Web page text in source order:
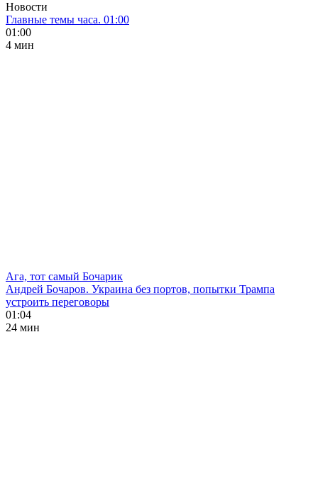
Новости
Главные темы часа. 01:00
01:00
4 мин
Ага, тот самый Бочарик
Андрей Бочаров. Украина без портов, попытки Трампа
устроить переговоры
01:04
24 мин